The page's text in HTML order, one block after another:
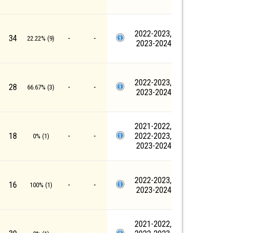
34 22.22% (9) - -
2022-2023,
2023-2024
28 66.67% (3) - -
2022-2023,
2023-2024
18 0% (1) - -
2021-2022,
2022-2023,
2023-2024
16 100% (1) - -
2022-2023,
2023-2024
2021-2022,